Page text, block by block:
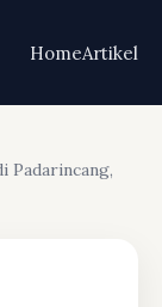
HomeArtikel
Padarincang,